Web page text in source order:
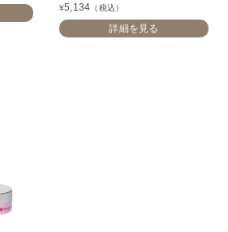
¥5,134 （税込）
詳細を見る